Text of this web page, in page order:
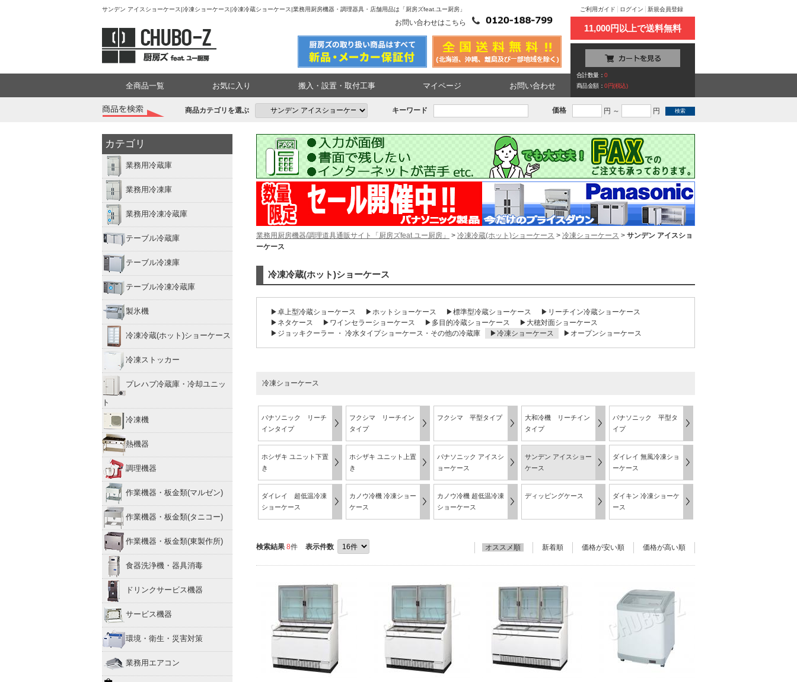
サンデン アイスショーケース|冷凍ショーケース|冷凍冷蔵ショーケース|業務用厨房機器・調理器具・店舗用品は「厨房ズfeat.ユー厨房」
お問い合わせはこちら
ご利用ガイド ログイン 新規会員登録
11,000円以上で送料無料
合計数量：0
商品金額：0円(税込)
全商品一覧 お気に入り 搬入・設置・取付工事 マイページ お問い合わせ
商品カテゴリを選ぶ キーワード 価格 円 ～ 円
カテゴリ
業務用冷蔵庫
業務用冷凍庫
業務用冷凍冷蔵庫
テーブル冷蔵庫
テーブル冷凍庫
テーブル冷凍冷蔵庫
製氷機
冷凍冷蔵(ホット)ショーケース
冷凍ストッカー
プレハブ冷蔵庫・冷却ユニッ
ト
冷凍機
熱機器
調理機器
作業機器・板金類(マルゼン)
作業機器・板金類(タニコー)
作業機器・板金類(東製作所)
食器洗浄機・器具消毒
ドリンクサービス機器
サービス機器
環境・衛生・災害対策
業務用エアコン
業務用厨房機器/調理道具通販サイト「厨房ズfeat.ユー厨房」 > 冷凍冷蔵(ホット)ショーケース > 冷凍ショーケース > サンデン アイスショ
ーケース
冷凍冷蔵(ホット)ショーケース
▶卓上型冷蔵ショーケース ▶ホットショーケース ▶標準型冷蔵ショーケース
▶リーチイン冷蔵ショーケース
▶ネタケース
▶ワインセラーショーケース ▶多目的冷蔵ショーケース
▶大穂対面ショーケース
▶ジョッキクーラー ・ 冷水タイプショーケース・その他の冷蔵庫
▶冷凍ショーケース ▶オープンショーケース
冷凍ショーケース
パナソニック リーチ
インタイプ
フクシマ リーチイン
タイプ
フクシマ 平型タイプ
大和冷機 リーチイン
タイプ
パナソニック 平型タ
イプ
ホシザキ ユニット下置
き
ホシザキ ユニット上置
き
パナソニック アイスシ
ョーケース
サンデン アイスショー
ケース
ダイレイ 無風冷凍ショ
ーケース
ダイレイ 超低温冷凍
ショーケース
カノウ冷機 冷凍ショー
ケース
カノウ冷機 超低温冷凍
ショーケース
ディッピングケース
ダイキン 冷凍ショーケ
ース
検索結果 8件 表示件数 オススメ順 新着順 価格が安い順 価格が高い順